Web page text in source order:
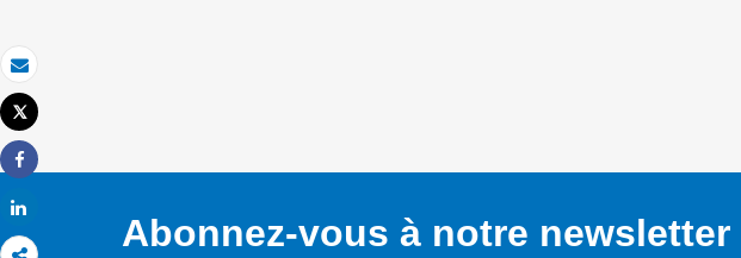
Email
Imprimer
Tweet
Share
Abonnez-vous à notre